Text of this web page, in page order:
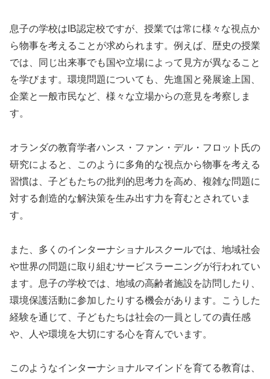
息子の学校はIB認定校ですが、授業では常に様々な視点か
ら物事を考えることが求められます。例えば、歴史の授業
では、同じ出来事でも国や立場によって見方が異なること
を学びます。環境問題についても、先進国と発展途上国、
企業と一般市民など、様々な立場からの意見を考察しま
す。
オランダの教育学者ハンス・ファン・デル・フロット氏の
研究によると、このように多角的な視点から物事を考える
習慣は、子どもたちの批判的思考力を高め、複雑な問題に
対する創造的な解決策を生み出す力を育むとされていま
す。
また、多くのインターナショナルスクールでは、地域社会
や世界の問題に取り組むサービスラーニングが行われてい
ます。息子の学校では、地域の高齢者施設を訪問したり、
環境保護活動に参加したりする機会があります。こうした
経験を通じて、子どもたちは社会の一員としての責任感
や、人や環境を大切にする心を育んでいます。
このようなインターナショナルマインドを育てる教育は、